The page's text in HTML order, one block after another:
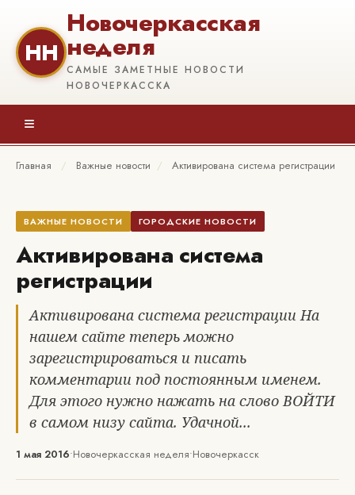
НН
Новочеркасская
неделя
САМЫЕ ЗАМЕТНЫЕ НОВОСТИ
НОВОЧЕРКАССКА
≡
Главная / Важные новости / Активирована система регистрации
ВАЖНЫЕ НОВОСТИ ГОРОДСКИЕ НОВОСТИ
Активирована система
регистрации
Активирована система регистрации На
нашем сайте теперь можно
зарегистрироваться и писать
комментарии под постоянным именем.
Для этого нужно нажать на слово ВОЙТИ
в самом низу сайта. Удачной...
1 мая 2016•Новочеркасская неделя•Новочеркасск